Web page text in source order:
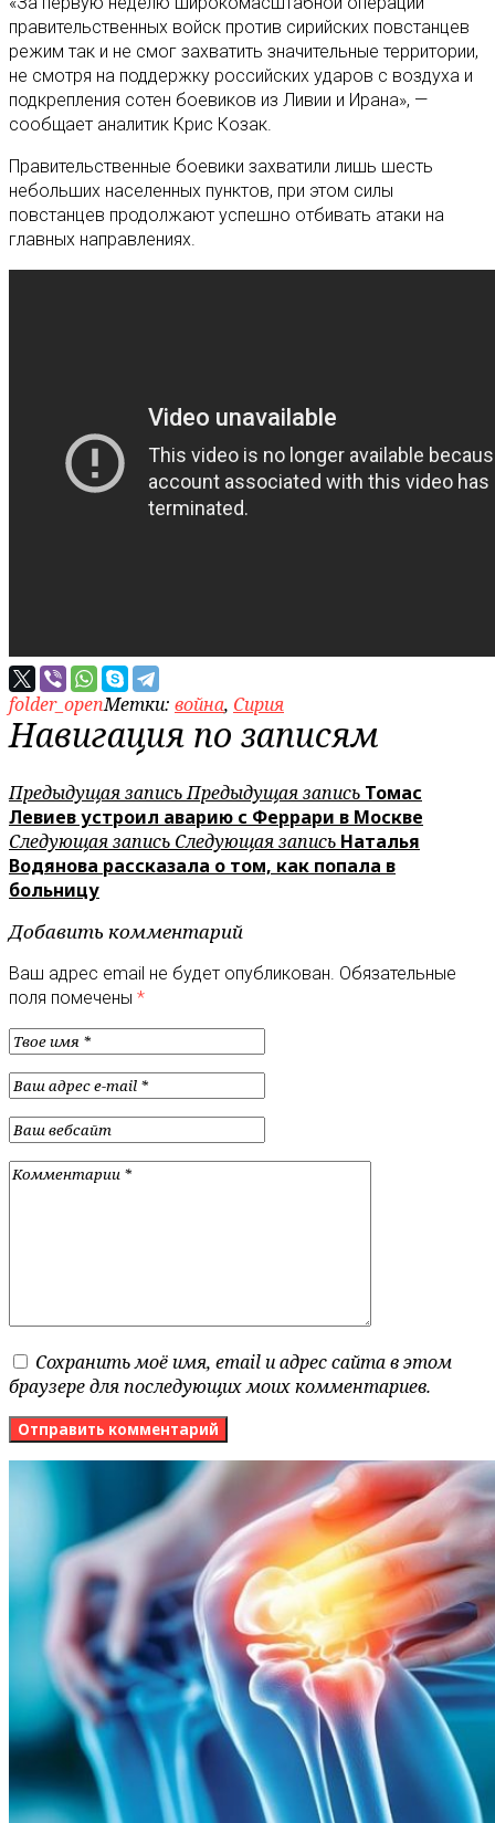
правительственных войск против сирийских повстанцев
режим так и не смог захватить значительные территории,
не смотря на поддержку российских ударов с воздуха и
подкрепления сотен боевиков из Ливии и Ирана», —
сообщает аналитик Крис Козак.
Правительственные боевики захватили лишь шесть
небольших населенных пунктов, при этом силы
повстанцев продолжают успешно отбивать атаки на
главных направлениях.
folder_openМетки: война, Сирия
Навигация по записям
Предыдущая записьПредыдущая запись Томас
Левиев устроил аварию с Феррари в Москве
Следующая запись Следующая запись Наталья
Водянова рассказала о том, как попала в
больницу
Добавить комментарий
Ваш адрес email не будет опубликован. Обязательные
поля помечены *
Сохранить моё имя, email и адрес сайта в этом
браузере для последующих моих комментариев.